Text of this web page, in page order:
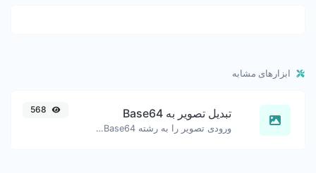
ابزارهای مشابه
تبدیل تصویر به Base64
ورودی تصویر را به رشته Base64 تبدیل کنید.